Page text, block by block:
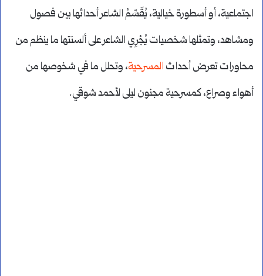
اجتماعية، أو أسطورة خيالية، يُقَسِّمُ الشاعر أحداثها بين فصول
ومشاهد، وتمثلها شخصيات يُجْرِي الشاعر على ألسنتها ما ينظم من
محاورات تعرض أحداث المسرحية، وتحلل ما في شخوصها من
أهواء وصراع، كمسرحية مجنون ليلى لأحمد شوقي.